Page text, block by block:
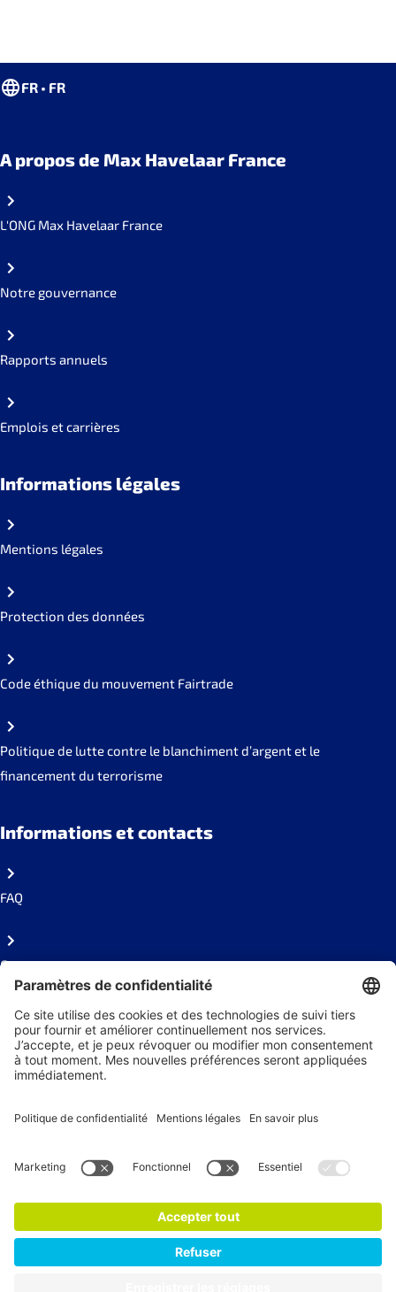
FR • FR
A propos de Max Havelaar France
L'ONG Max Havelaar France
Notre gouvernance
Rapports annuels
Emplois et carrières
Informations légales
Mentions légales
Protection des données
Code éthique du mouvement Fairtrade
Politique de lutte contre le blanchiment d’argent et le
financement du terrorisme
Informations et contacts
FAQ
Contact
Presse
Recevez nos actualités
S'abonner à la newsletter